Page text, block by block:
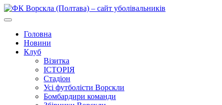
Головна
Новини
Клуб
Візитка
ІСТОРІЯ
Стадіон
Усі футболісти Ворскли
Бомбардири команди